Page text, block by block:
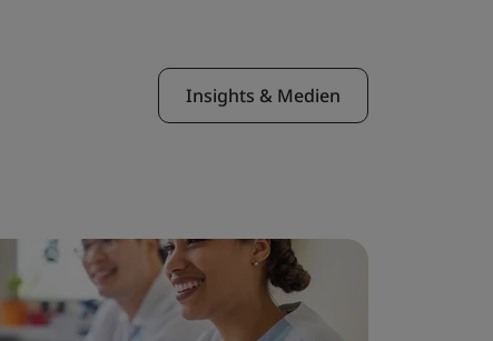
Insights & Medien